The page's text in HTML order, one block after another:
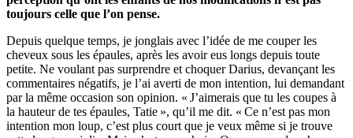
toujours celle que l’on pense.
Depuis quelque temps, je jonglais avec l’idée de me couper les
cheveux sous les épaules, après les avoir eus longs depuis toute
petite. Ne voulant pas surprendre et choquer Darius, devançant les
commentaires négatifs, je l’ai averti de mon intention, lui demandant
par la même occasion son opinion. « J’aimerais que tu les coupes à
la hauteur de tes épaules, Tatie », qu’il me dit. « Ce n’est pas mon
intention mon loup, c’est plus court que je veux même si je trouve